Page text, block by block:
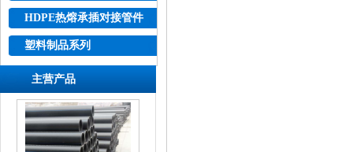
HDPE热熔承插对接管件
塑料制品系列
主营产品